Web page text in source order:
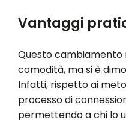
Vantaggi
Questo
comodità, ma si è
Infatti, rispetto ai
processo di
permettendo a chi lo